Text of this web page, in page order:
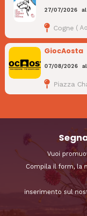
27/07/2026 al
Cogne (
GiocAosta
07/08/2026
Piazza
Vuoi
Compila il form, la
inserimento sul